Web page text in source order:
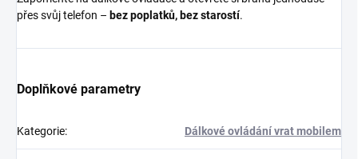
přes svůj telefon – bez poplatků, bez starostí.
Doplňkové parametry
Kategorie: Dálkové ovládání vrat mobilem